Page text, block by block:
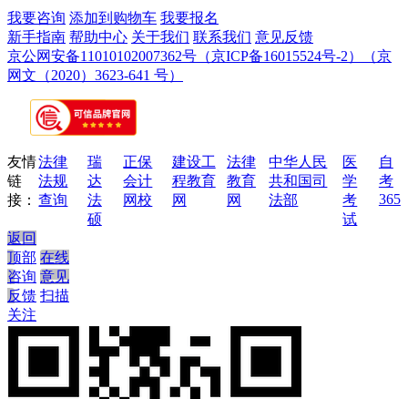
我要咨询 添加到购物车 我要报名
新手指南 帮助中心 关于我们 联系我们 意见反馈
京公网安备11010102007362号 （京ICP备16015524号-2）
（京
网文（2020）3623-641 号）
友情
链
接：
法律
法规
查询
瑞
达
法
硕
正保
会计
网校
建设工
程教育
网
法律
教育
网
中华人民
共和国司
法部
医
学
考
试
自
考
365
返回
顶部 在线
咨询 意见
反馈 扫描
关注